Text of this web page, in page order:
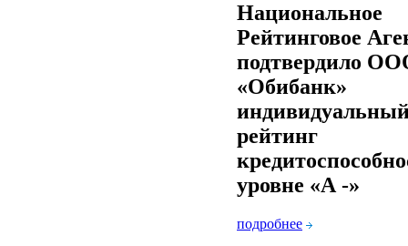
Национальное
Рейтинговое
подтвердило
«Обибанк»
рейтинг
уровне «А -»
подробнее